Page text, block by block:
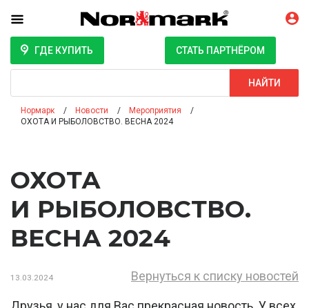
ГДЕ КУПИТЬ СТАТЬ ПАРТНЁРОМ
НАЙТИ
Нормарк Новости
Мероприятия
ОХОТА И РЫБОЛОВСТВО. ВЕСНА 2024
ОХОТА
И РЫБОЛОВСТВО.
ВЕСНА 2024
13.03.2024 Вернуться к списку новостей